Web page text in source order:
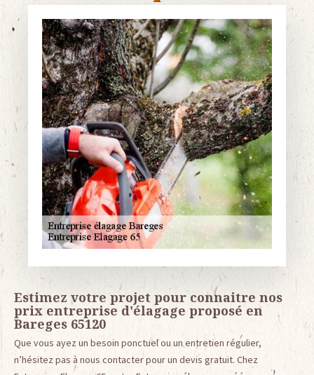
Estimez votre projet pour connaitre nos
prix entreprise d'élagage proposé en
Bareges 65120
Que vous ayez un besoin ponctuel ou un entretien régulier,
n’hésitez pas à nous contacter pour un devis gratuit. Chez